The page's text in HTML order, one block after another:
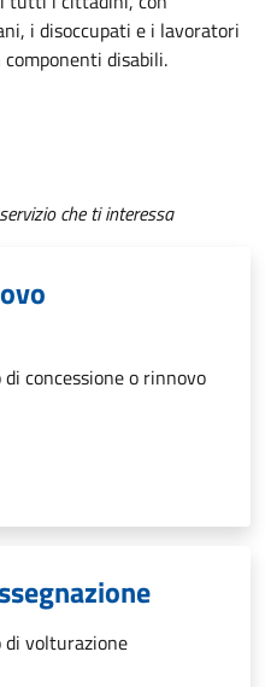
i disoccupati e i lavoratori
disabili.
che ti interessa
concessione o rinnovo
di volturazione